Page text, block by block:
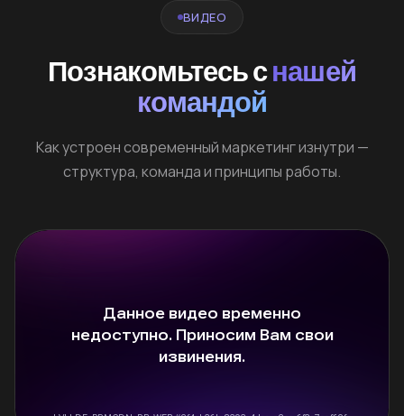
ВИДЕО
Познакомьтесь снашей
командой
Как устроен современный маркетинг изнутри —
структура, команда и принципы работы.